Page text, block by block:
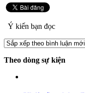
Ý kiến bạn đọc
Theo dòng sự kiện